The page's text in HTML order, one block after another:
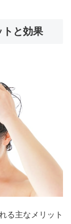
トと効果
る主なメリット